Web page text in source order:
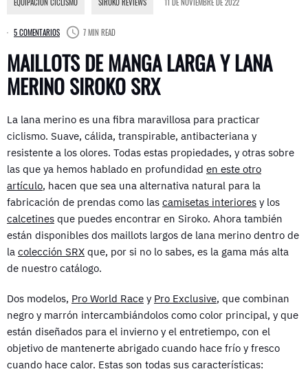
MAILLOTS DE MANGA LARGA Y LANA
MERINO SIROKO SRX
5 COMENTARIOS 7 MIN READ
La lana merino es una fibra maravillosa para practicar
ciclismo. Suave, cálida, transpirable, antibacteriana y
resistente a los olores. Todas estas propiedades, y otras sobre
las que ya hemos hablado en profundidad en este otro
artículo, hacen que sea una alternativa natural para la
fabricación de prendas como las camisetas interiores y los
calcetines que puedes encontrar en Siroko. Ahora también
están disponibles dos maillots largos de lana merino dentro de
la colección SRX que, por si no lo sabes, es la gama más alta
de nuestro catálogo.
Dos modelos, Pro World Race y Pro Exclusive, que combinan
negro y marrón intercambiándolos como color principal, y que
están diseñados para el invierno y el entretiempo, con el
objetivo de mantenerte abrigado cuando hace frío y fresco
cuando hace calor. Estas son todas sus características: